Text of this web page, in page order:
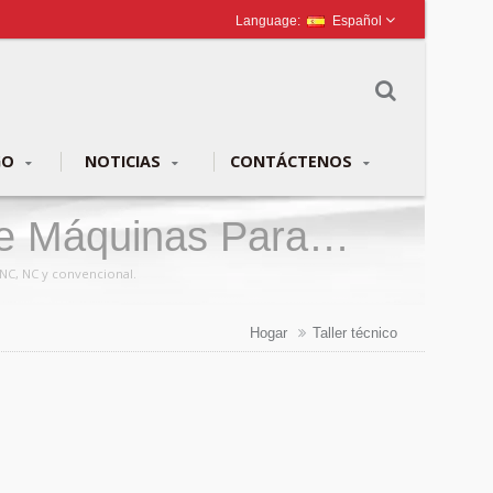
Español
NOTICIAS CONTÁCTENOS
Máquinas Para
NC y convencional.
Hogar Taller técnico